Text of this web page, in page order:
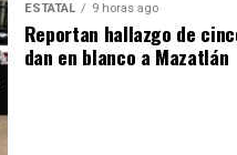
ESTATAL 9 horas ago
Reportan hallazgo de
dan en blanco a Mazatlán